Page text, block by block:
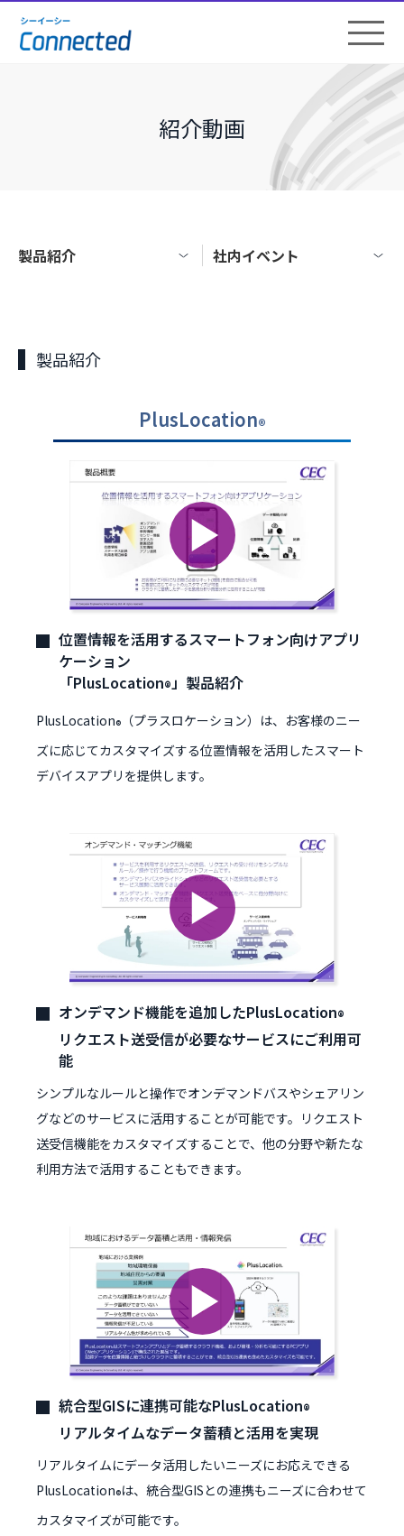
紹介動画
製品紹介 社内イベント
製品紹介
PlusLocation®
位置情報を活用するスマートフォン向けアプリ
ケーション
「PlusLocation®」製品紹介
PlusLocation® （プラスロケーション）は、お客様のニー
ズに応じてカスタマイズする位置情報を活⽤したスマート
デバイスアプリを提供します。
オンデマンド機能を追加したPlusLocation®
リクエスト送受信が必要なサービスにご利用可
能
シンプルなルールと操作でオンデマンドバスやシェアリン
グなどのサービスに活用することが可能です。リクエスト
送受信機能をカスタマイズすることで、他の分野や新たな
利用方法で活用することもできます。
統合型GISに連携可能なPlusLocation®
リアルタイムなデータ蓄積と活用を実現
リアルタイムにデータ活用したいニーズにお応えできる
PlusLocation®は、統合型GISとの連携もニーズに合わせて
カスタマイズが可能です。